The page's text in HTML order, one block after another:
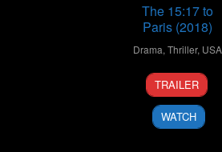
The 15:17 to
Paris (2018)
Drama, Thriller, USA
7
Feb
2018
Clint
Eastwood
TRAILER
WATCH